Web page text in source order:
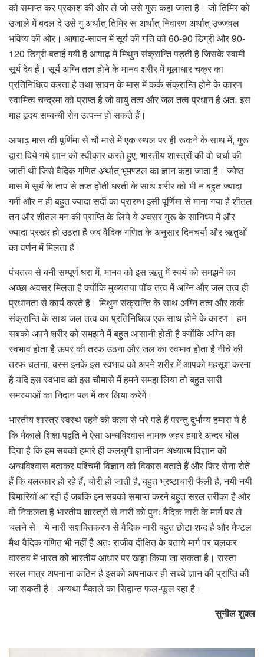
को समाप्त कर प्रकाश की ओर ले जो उसे गुरू कहा जाता है। जो तिमिर को
उजाले में बदल दे उसे गु अर्थात् तिमिर रू अर्थात् निवारण अर्थात् उज्जवल
भविष्य की ओर। आषाढ़-सावन में सूर्य की गति को 60-90 डिग्री और 90-
120 डिग्री बताई गयी है आषाढ़ में मिथुन संक्रान्ति पड़ती है जिसके स्वामी
सूर्य देव हैं। सूर्य अग्नि तत्व होने के मानव शरीर में मूलाधार चक्र का
प्रतिनिधित्व करता है तथा सावन के मास में कर्क संक्रान्ति होने के कारण
स्वामित्व चन्द्रमा को प्राप्त है जो वायु तत्व और जल तत्व प्रधान है अतः इस
माह हृदय सम्बन्धी रोग उत्पन्न हो सकते हैं।
आषाढ़ मास की पूर्णिमा से चौ मासे में एक स्थल पर ही रूकने के साथ में, गुरू
द्वारा दिये गये ज्ञान को स्वीकार करते हुए, भारतीय शास्त्रों की वो चर्चा की
जाती थी जिसे वैदिक गणित अर्थात् भूमण्डल का ज्ञान कहा जाता है। ज्येष्ठ
मास में सूर्य के ताप से तप्त होती धरती के साथ शरीर को भी न बहुत ज्यादा
गर्मी और न ही बहुत ज्यादा सर्दी का प्रारम्भ इसी पूर्णिमा से माना गया है शीतल
तन और शीतल मन की प्राप्ति के लिये ये अवसर गुरू के सानिध्य में और
ज्यादा प्रखर हो उठता है जब वैदिक गणित के अनुसार दिनचर्या और ऋतुओं
का वर्णन में मिलता है।
पंचतत्व से बनी सम्पूर्ण धरा में, मानव को इस ऋतु में स्वयं को समझने का
अच्छा अवसर मिलता है क्योंकि मुख्यतया पॉच तत्व में अग्नि और जल तत्व ही
प्रधानता से कार्य करते हैं। मिथुन संक्रान्ति के साथ अग्नि तत्व और कर्क
संक्रान्ति के साथ जल तत्व का प्रतिनिधित्व एक साथ होने के कारण। हम
सबको अपने शरीर को समझने में बहुत आसानी होती है क्योंकि अग्नि का
स्वभाव होता है ऊपर की तरफ उठना और जल का स्वभाव होता है नीचे की
तरफ चलना, बस्स इनके इस स्वभाव को अपने शरीर में आपको महसूश करना
है यदि इस स्वभाव को इस चौमासे में हमने समझ लिया तो बहुत सारी
समस्याओं का निदान पल में कर लिया करेगें।
भारतीय शास्त्र स्वस्थ रहने की कला से भरे पड़े हैं परन्तु दुर्भाग्य हमारा ये है
कि मैकाले शिक्षा पद्वति ने ऐसा अन्धविश्वास नामक जहर हमारे अन्दर घोल
दिया है कि हम सबको हमारे ही कलयुगी ज्ञानीजन अध्यात्म विज्ञान को
अन्धविश्वास बताकर पश्चिमी विज्ञान को विकास बताते हैं और फिर रोना रोते
हैं कि बलत्कार हो रहे हैं, चोरी हो जाती है, बहुत भ्रष्टाचारी फैली है, नयी नयी
बिमारियॉ आ रही हैं जबकि इन सबको समाप्त करने बहुत सरल तरीका है और
वो निकलता है भारतीय शास्त्रों से नारी को पुनः वैदिक नारी के मार्ग पर ले
चलने से। ये नारी सशक्तिकरण से वैदिक नारी बहुत छोटा शब्द है और मैण्टल
मैथ वैदिक गणित भी नहीं है अतः राजीव दीक्षित के बताये मार्ग पर चलकर
वास्तव में भारत को भारतीय आधार पर खड़ा किया जा सकता है। रास्ता
सरल मात्र अपनाना कठिन है इसको अपनाकर ही सच्चे ज्ञान की प्राप्ति की
जा सकती है। अन्यथा मैकाले का सिद्वान्त फल-फूल रहा है।
सुनील शुक्ल